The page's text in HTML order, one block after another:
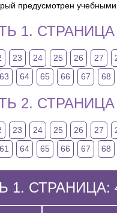
предусмотрен учебными
1. СТРАНИЦА
23 24 25 26 27
63 64 65 66 67 68
2. СТРАНИЦА
23 24 25 26 27
61 64 65 66 67 68
1. СТРАНИЦА: